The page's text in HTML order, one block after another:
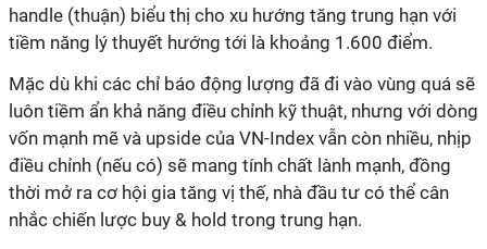
handle (thuận) biểu thị cho xu hướng tăng trung hạn với
tiềm năng lý thuyết hướng tới là khoảng 1.600 điểm.
Mặc dù khi các chỉ báo động lượng đã đi vào vùng quá sẽ
luôn tiềm ẩn khả năng điều chỉnh kỹ thuật, nhưng với dòng
vốn mạnh mẽ và upside của VN-Index vẫn còn nhiều, nhịp
điều chỉnh (nếu có) sẽ mang tính chất lành mạnh, đồng
thời mở ra cơ hội gia tăng vị thế, nhà đầu tư có thể cân
nhắc chiến lược buy & hold trong trung hạn.